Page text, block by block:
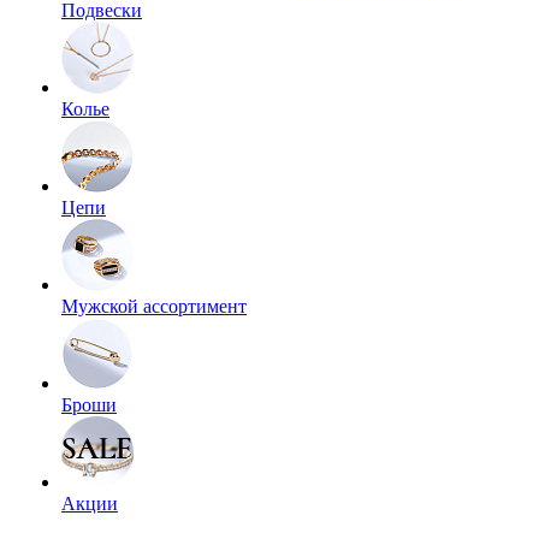
Подвески
Колье
Цепи
Мужской ассортимент
Броши
Акции